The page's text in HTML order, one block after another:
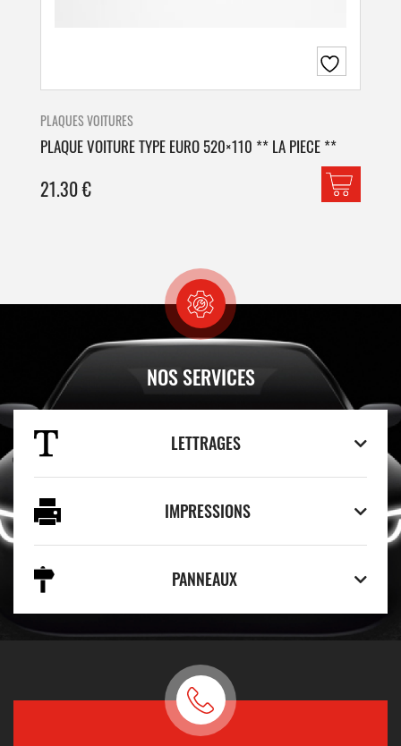
PLAQUES VOITURES
PLAQUE VOITURE TYPE EURO 520×110 ** LA PIECE **
21.30€
NOS SERVICES
LETTRAGES
IMPRESSIONS
PANNEAUX